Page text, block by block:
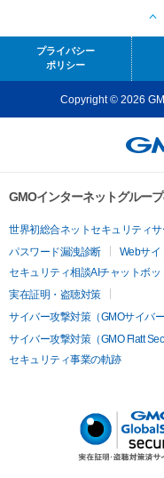
プライバシー
ポリシー
Copyright © 2026
GMOインターネットグルー
世界初総合ネットセキュリティサ
パスワード漏洩診断
Webサイ
セキュリティ相談AIチャットボッ
実在証明・盗聴対策
サイバー攻撃対策（GMOサイバ
サイバー攻撃対策（GMO Flatt
セキュリティ事業の軌跡